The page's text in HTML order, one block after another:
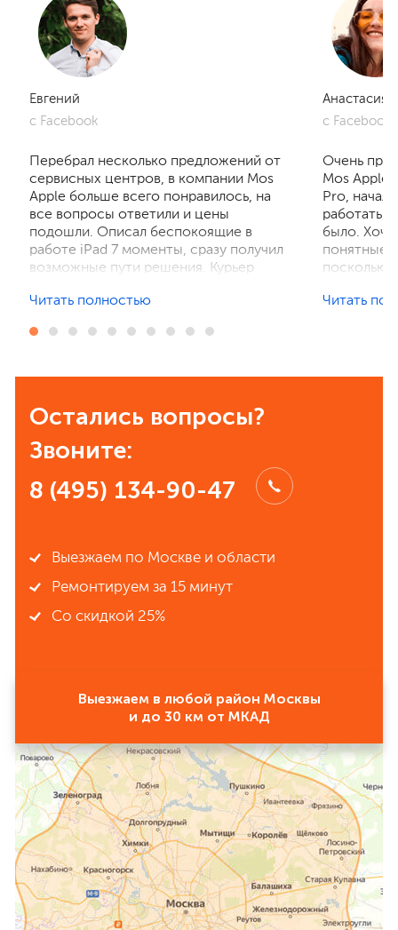
Евгений
с Facebook
Перебрал несколько предложений от
сервисных центров, в компании Mos
Apple больше всего понравилось, на
все вопросы ответили и цены
подошли. Описал беспокоящие в
работе iPad 7 моменты, сразу получил
возможные пути решения. Курьер
отзвонились по итогам осмотра,
порадовал, без лишнего ожидания и
рекомендовать всем знакомым.
Читать полностью
Анастасия
с Facebook
Очень
Mos
Pro, начал
работать,
было. Хочу
понятные
поскольку
Читать
Остались вопросы?
Звоните:
8 (495) 134-90-47
Выезжаем по Москве и области
Ремонтируем за 15 минут
Со скидкой 25%
Выезжаем в любой район Москвы
и до 30 км от МКАД